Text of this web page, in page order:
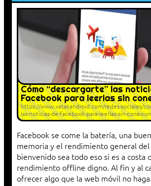
Cómo “descargarte” las
Facebook para leerlas sin
https://www.xatakandroid.com/redes-sociales/
las-noticias-de-facebook-para-leerlas-sin-conexion
Facebook se come la batería, una
memoria y el rendimiento general
bienvenido sea todo eso si es a costa
rendimiento offline digno. Al fin y al
ofrecer algo que la web móvil no haga.